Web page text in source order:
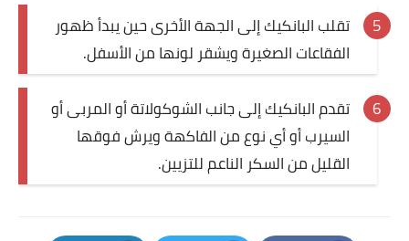
تقلب البانكيك إلى الجهة الأخرى حين يبدأ ظهور
الفقاعات الصغيرة ويشقر لونها من الأسفل.
تقدم البانكيك إلى جانب الشوكولاتة أو المربى أو
السيرب أو أي نوع من الفاكهة ويرش فوقها
القليل من السكر الناعم للتزيين.